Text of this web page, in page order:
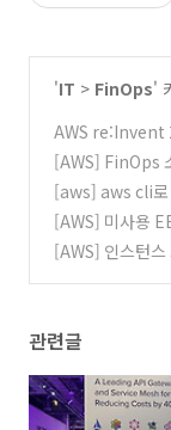
'IT > FinOps'
AWS re:Invent
들 (0)
[AWS] FinOps
BizOps 입니다.
[aws] aws cli로
[AWS] 미사용
[AWS] 인스턴
관련글